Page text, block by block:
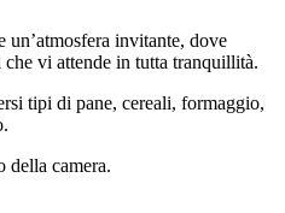
invitante, dove
vi attende in tutta tranquillità.
tipi di pane, cereali, formaggio,
della camera.